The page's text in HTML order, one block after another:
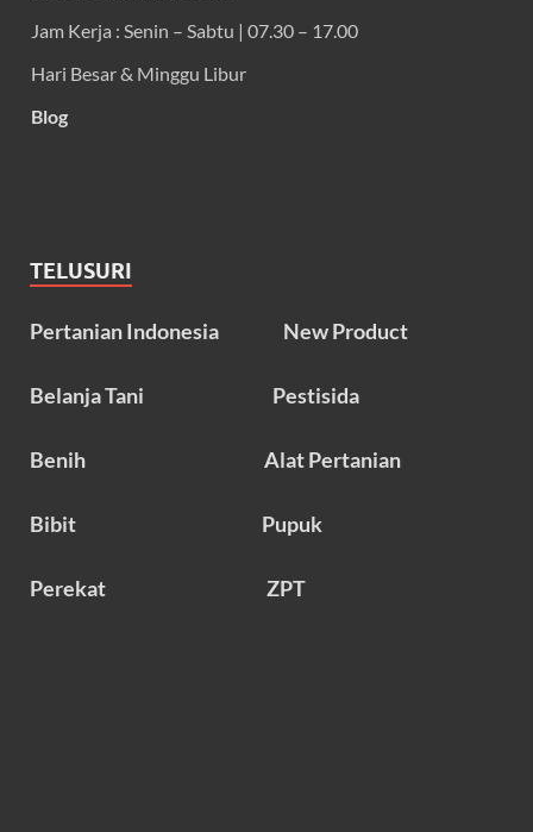
Jam Kerja : Senin – Sabtu | 07.30 – 17.00
Hari Besar & Minggu Libur
Blog
TELUSURI
Pertanian Indonesia New Product
Belanja Tani Pestisida
Benih Alat Pertanian
Bibit Pupuk
Perekat ZPT